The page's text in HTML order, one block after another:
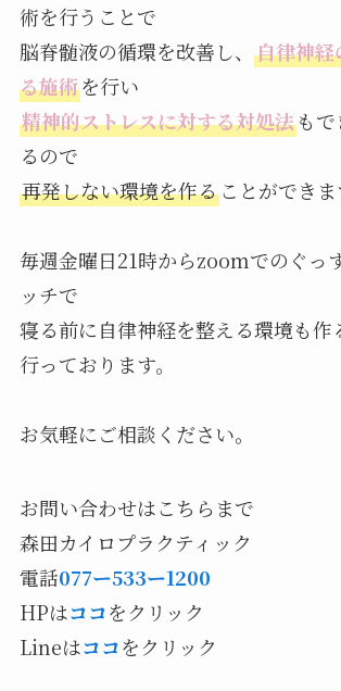
術を行うことで
脳脊髄液の循環を改善し、 自律神経
る施術を行い
精神的ストレスに対する対処法もで
るので
再発しない環境を作ることができま
毎週金曜日21時からzoomでのぐっ
ッチで
寝る前に自律神経を整える環境も作
行っております。
お気軽にご相談ください。
お問い合わせはこちらまで
森田カイロプラクティック
電話077ー533ー1200
HPはココをクリック
Lineはココをクリック